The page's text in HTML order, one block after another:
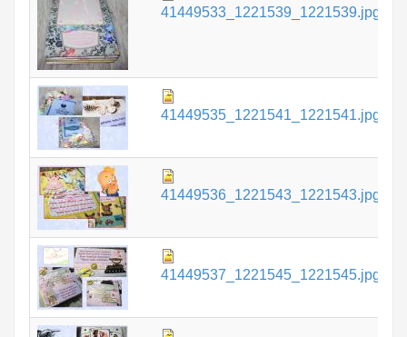
41449533_1221539_1221539.jpg
41449535_1221541_1221541.jpg
41449536_1221543_1221543.jpg
41449537_1221545_1221545.jpg